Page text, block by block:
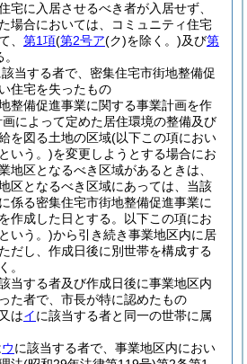
宅に入居させるべき者が入居せず、
場合においては、コミュニティ住宅
、 第1項(第2号ア(ク)を除く。)及び第
該当する者で、密集住宅市街地整備促
住宅を失ったもの
整備促進事業に関する事業計画を作
によって定めた居住環境の整備及び
を図る土地の区域(以下この項におい
いう。)を変更しようとする場合にお
地区となるべき区域があるときは、
区となるべき区域にあっては、当該
係る密集住宅市街地整備促進事業に
作成した日とする。以下この項にお
いう。)から引き続き事業地区内に居
ただし、作成日後に別世帯を構成する
。
当する者及び作成日後に事業地区内
た者で、市長が特に認めたもの
又はイに該当する者と同一の世帯に属
ウに該当する者で、事業地区内におい